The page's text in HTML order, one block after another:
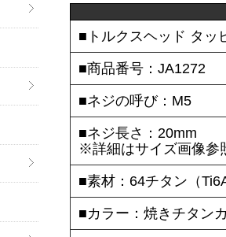
■トルクスヘッド タッ
■商品番号：JA1272
■ネジの呼び：M5
■ネジ長さ：20mm
※詳細はサイズ画像参
■素材：64チタン（
■カラー：焼きチタン